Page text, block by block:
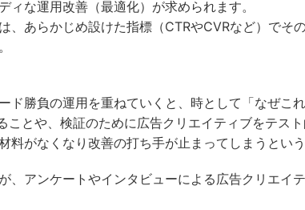
ィな運用改善（最適化）が求められます。
、あらかじめ設けた指標（CTRやCVRなど）でそ
ド勝負の運用を重ねていくと、時として「なぜこ
とや、検証のために広告クリエイティブをテス
料がなくなり改善の打ち手が止まってしまうという
、アンケートやインタビューによる広告クリエイ